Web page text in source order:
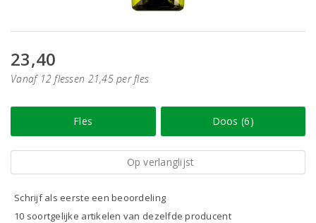
23,40
Vanaf 12 flessen 21,45 per fles
Fles Doos (6)
Op verlanglijst
Schrijf als eerste een beoordeling
10 soortgelijke artikelen van dezelfde producent